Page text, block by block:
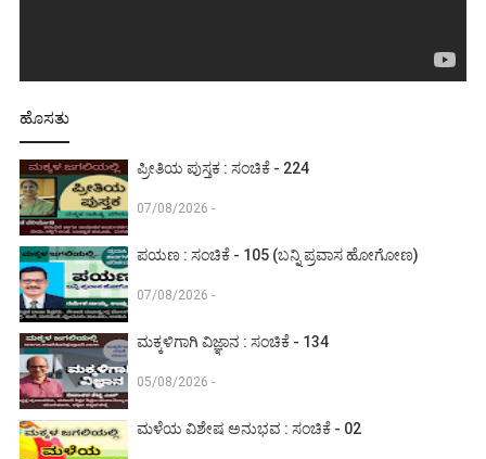
ಹೊಸತು
ಪ್ರೀತಿಯ ಪುಸ್ತಕ : ಸಂಚಿಕೆ - 224
07/08/2026 -
ಪಯಣ : ಸಂಚಿಕೆ - 105 (ಬನ್ನಿ ಪ್ರವಾಸ ಹೋಗೋಣ)
07/08/2026 -
ಮಕ್ಕಳಿಗಾಗಿ ವಿಜ್ಞಾನ : ಸಂಚಿಕೆ - 134
05/08/2026 -
ಮಳೆಯ ವಿಶೇಷ ಅನುಭವ : ಸಂಚಿಕೆ - 02